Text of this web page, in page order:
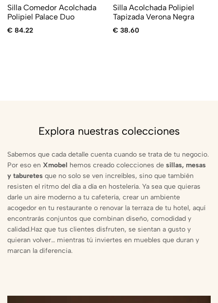
Silla Comedor Acolchada
Polipiel Palace Duo
€ 84.22
Silla Acolchada Polipiel
Tapizada Verona Negra
€ 38.60
Explora nuestras colecciones
Sabemos que cada detalle cuenta cuando se trata de tu negocio.
Por eso en Xmobel hemos creado colecciones de sillas, mesas
y taburetes que no solo se ven increíbles, sino que también
resisten el ritmo del día a día en hostelería. Ya sea que quieras
darle un aire moderno a tu cafetería, crear un ambiente
acogedor en tu restaurante o renovar la terraza de tu hotel, aquí
encontrarás conjuntos que combinan diseño, comodidad y
calidad.Haz que tus clientes disfruten, se sientan a gusto y
quieran volver… mientras tú inviertes en muebles que duran y
marcan la diferencia.